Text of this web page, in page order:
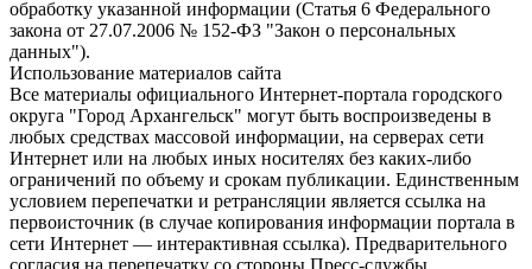
обработку указанной информации (Статья 6 Федерального
закона от 27.07.2006 № 152-ФЗ "Закон о персональных
данных").
Использование материалов сайта
Все материалы официального Интернет-портала городского
округа "Город Архангельск" могут быть воспроизведены в
любых средствах массовой информации, на серверах сети
Интернет или на любых иных носителях без каких-либо
ограничений по объему и срокам публикации. Единственным
условием перепечатки и ретрансляции является ссылка на
первоисточник (в случае копирования информации портала в
сети Интернет — интерактивная ссылка). Предварительного
согласия на перепечатку со стороны Пресс-службы